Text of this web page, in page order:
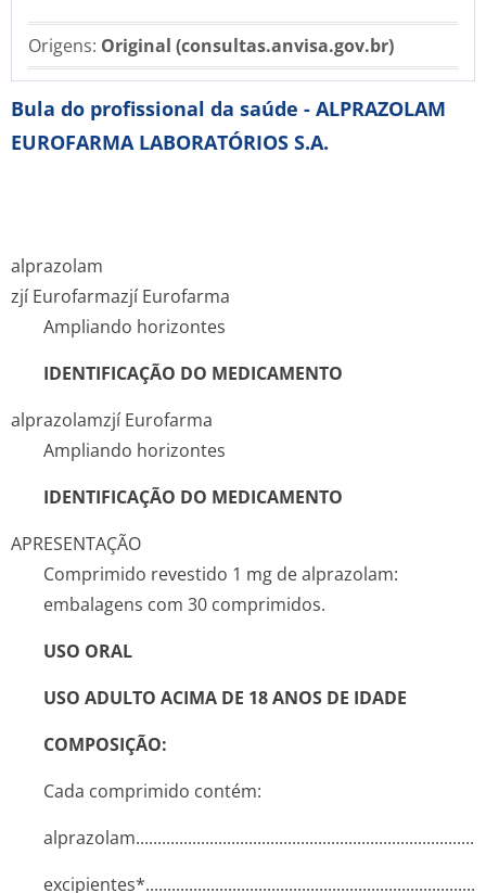
Origens: Original (consultas.anvisa.gov.br)
Bula do profissional da saúde - ALPRAZOLAM
EUROFARMA LABORATÓRIOS S.A.
alprazolam
zjí Eurofarmazjí Eurofarma
Ampliando horizontes
IDENTIFICAÇÃO DO MEDICAMENTO
alprazolamzjí Eurofarma
Ampliando horizontes
IDENTIFICAÇÃO DO MEDICAMENTO
APRESENTAÇÃO
Comprimido revestido 1 mg de alprazolam:
embalagens com 30 comprimidos.
USO ORAL
USO ADULTO ACIMA DE 18 ANOS DE IDADE
COMPOSIÇÃO:
Cada comprimido contém: